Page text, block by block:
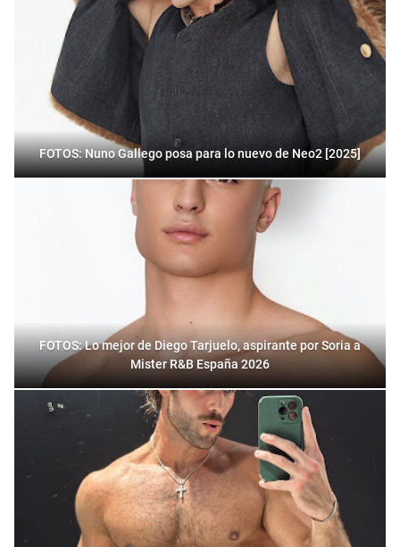
FOTOS: Nuno Gallego posa para lo nuevo de Neo2 [2025]
FOTOS: Lo mejor de Diego Tarjuelo, aspirante por Soria a
Mister R&B España 2026